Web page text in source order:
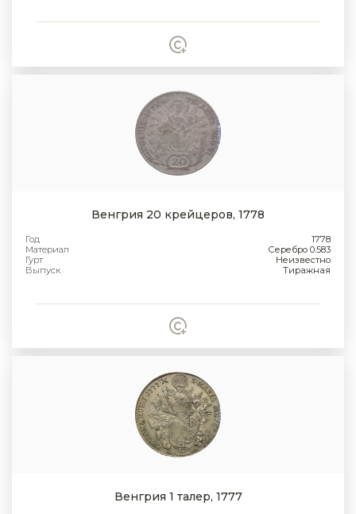
Венгрия 20 крейцеров, 1778
Год
1778
Материал
Серебро 0.583
Гурт
Неизвестно
Выпуск
Тиражная
Венгрия 1 талер, 1777